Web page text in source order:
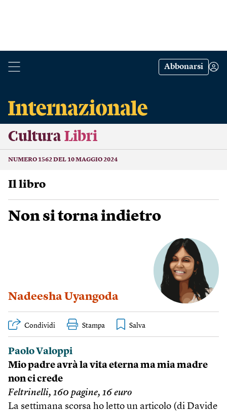
Abbonarsi
Cultura Libri
NUMERO 1562 DEL 10 MAGGIO 2024
Il libro
Non si torna indietro
Nadeesha Uyangoda
Condividi Stampa
Paolo Valoppi
Mio padre avrà la vita eterna ma mia madre
non ci crede
Feltrinelli, 160 pagine, 16 euro
La settimana scorsa ho letto un articolo (di Davide